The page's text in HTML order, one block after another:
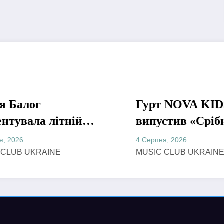
про
Гурт NOVA KIDS
випустив «Срібне море»
– музичну подорож у
літо та безтурботні
MUSIC CLUB UKRAINE